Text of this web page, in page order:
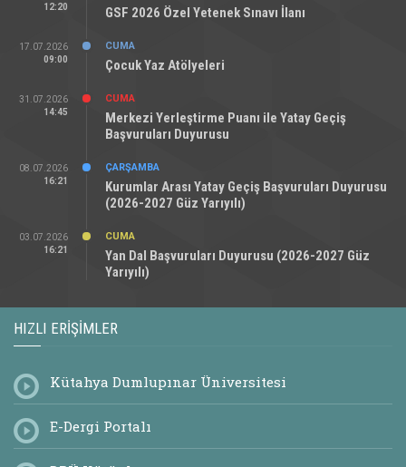
12:20
GSF 2026 Özel Yetenek Sınavı İlanı
17.07.2026
09:00
CUMA
Çocuk Yaz Atölyeleri
31.07.2026
14:45
CUMA
Merkezi Yerleştirme Puanı ile Yatay Geçiş
Başvuruları Duyurusu
08.07.2026
16:21
ÇARŞAMBA
Kurumlar Arası Yatay Geçiş Başvuruları Duyurusu
(2026-2027 Güz Yarıyılı)
03.07.2026
16:21
CUMA
Yan Dal Başvuruları Duyurusu (2026-2027 Güz
Yarıyılı)
HIZLI ERIŞIMLER
Kütahya Dumlupınar Üniversitesi
E-Dergi Portalı